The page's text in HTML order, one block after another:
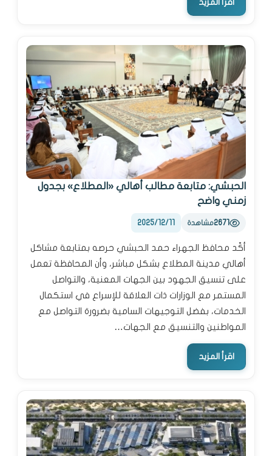
اقرأ المزيد
الحبشي: متابعة مطالب أهالي «المطلاع» بجدول
زمني واضح
2671مشاهدة 2025/12/11
أكّد محافظ الجهراء حمد الحبشي حرصه بمتابعة مشاكل
أهالي مدينة المطلاع بشكل مباشر، وأن المحافظة تعمل
على تنسيق الجهود بين الجهات المعنية، والتواصل
المستمر مع الوزارات ذات العلاقة للإسراع في استكمال
الخدمات، بفضل التوجيهات السامية بضرورة التواصل مع
المواطنين والتنسيق مع الجهات…
اقرأ المزيد